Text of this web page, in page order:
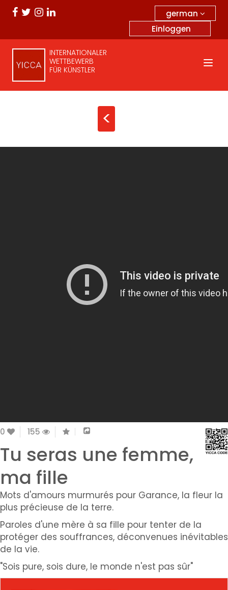
german
Einloggen
INTERNATIONALER
WETTBEWERB
FÜR KÜNSTLER
<
0 155
Tu seras une femme,
ma fille
Mots d'amours murmurés pour Garance, la fleur la
plus précieuse de la terre.
Paroles d'une mère à sa fille pour tenter de la
protéger des souffrances, déconvenues inévitables
de la vie.
"Sois pure, sois dure, le monde n'est pas sûr"